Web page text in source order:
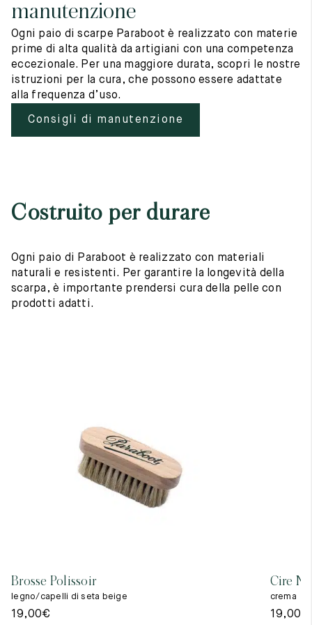
manutenzione
Ogni paio di scarpe Paraboot è realizzato con materie
prime di alta qualità da artigiani con una competenza
eccezionale. Per una maggiore durata, scopri le nostre
istruzioni per la cura, che possono essere adattate
alla frequenza d’uso.
Consigli di manutenzione
Costruito per durare
Ogni paio di Paraboot è realizzato con materiali
naturali e resistenti. Per garantire la longevità della
scarpa, è importante prendersi cura della pelle con
prodotti adatti.
Brosse Polissoir
legno/capelli di seta beige
19,00€
Cire
crema
19,00